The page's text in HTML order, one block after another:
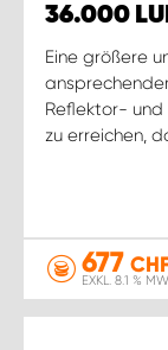
36.000
Eine größere
Reflektor- und
zu erreichen,
677
EXKL. 8.1 %